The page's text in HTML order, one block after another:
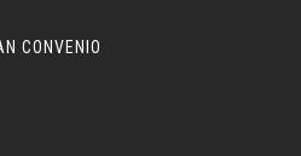
CONVENIO